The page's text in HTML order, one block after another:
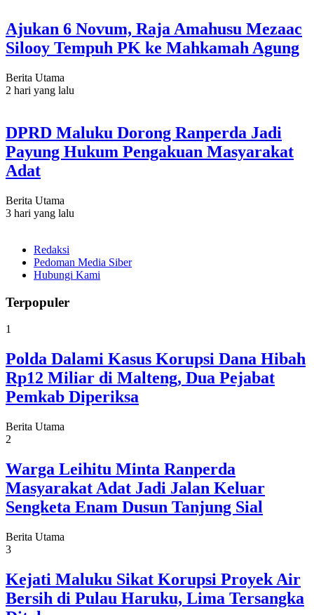
Ajukan 6 Novum, Raja Amahusu Mezaac
Silooy Tempuh PK ke Mahkamah Agung
Berita Utama
2 hari yang lalu
DPRD Maluku Dorong Ranperda Jadi
Payung Hukum Pengakuan Masyarakat
Adat
Berita Utama
3 hari yang lalu
Redaksi
Pedoman Media Siber
Hubungi Kami
Terpopuler
1
Polda Dalami Kasus Korupsi Dana Hibah
Rp12 Miliar di Malteng, Dua Pejabat
Pemkab Diperiksa
Berita Utama
2
Warga Leihitu Minta Ranperda
Masyarakat Adat Jadi Jalan Keluar
Sengketa Enam Dusun Tanjung Sial
Berita Utama
3
Kejati Maluku Sikat Korupsi Proyek Air
Bersih di Pulau Haruku, Lima Tersangka